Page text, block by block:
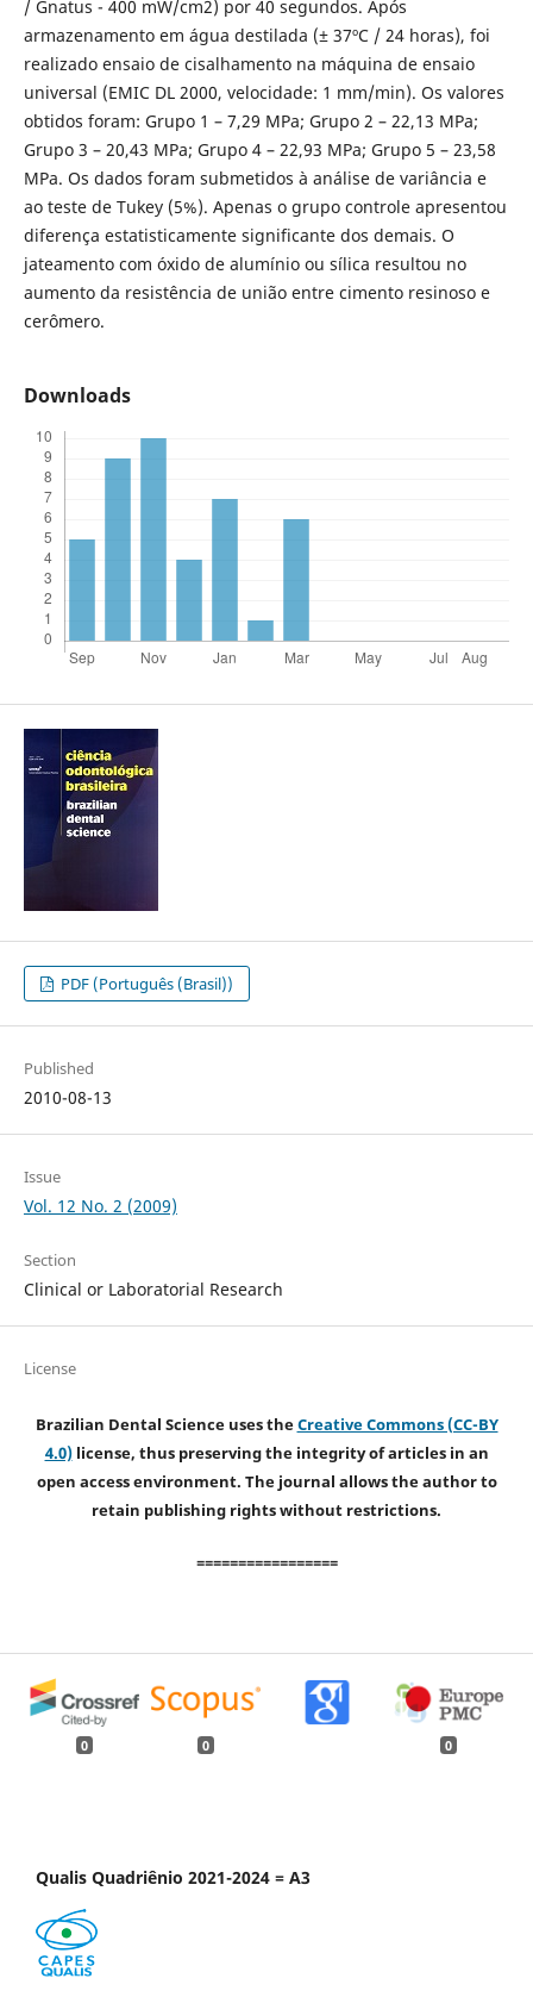
/ Gnatus - 400 mW/cm2) por 40 segundos. Após
armazenamento em água destilada (± 37ºC / 24 horas), foi
realizado ensaio de cisalhamento na máquina de ensaio
universal (EMIC DL 2000, velocidade: 1 mm/min). Os valores
obtidos foram: Grupo 1 – 7,29 MPa; Grupo 2 – 22,13 MPa;
Grupo 3 – 20,43 MPa; Grupo 4 – 22,93 MPa; Grupo 5 – 23,58
MPa. Os dados foram submetidos à análise de variância e
ao teste de Tukey (5%). Apenas o grupo controle apresentou
diferença estatisticamente significante dos demais. O
jateamento com óxido de alumínio ou sílica resultou no
aumento da resistência de união entre cimento resinoso e
cerômero.
Downloads
PDF (Português (Brasil))
Published
2010-08-13
Issue
Vol. 12 No. 2 (2009)
Section
Clinical or Laboratorial Research
License
Brazilian Dental Science uses theCreative Commons (CC-BY
4.0)license, thus preserving the integrity of articles in an
open access environment. The journal allows the author to
retain publishing rights without restrictions.
=================
0 0 0
Qualis Quadriênio 2021-2024 = A3